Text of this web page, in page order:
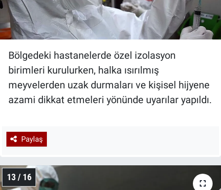
Bölgedeki hastanelerde özel izolasyon
birimleri kurulurken, halka ısırılmış
meyvelerden uzak durmaları ve kişisel hijyene
azami dikkat etmeleri yönünde uyarılar yapıldı.
Paylaş
13 / 16